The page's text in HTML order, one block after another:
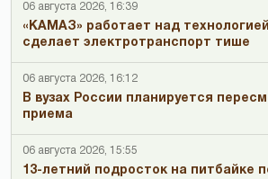
06 августа 2026, 16:39
«КАМАЗ» работает над
сделает электротранспорт тише
06 августа 2026, 16:12
В вузах России планируется
приема
06 августа 2026, 15:55
13-летний подросток на питбайке